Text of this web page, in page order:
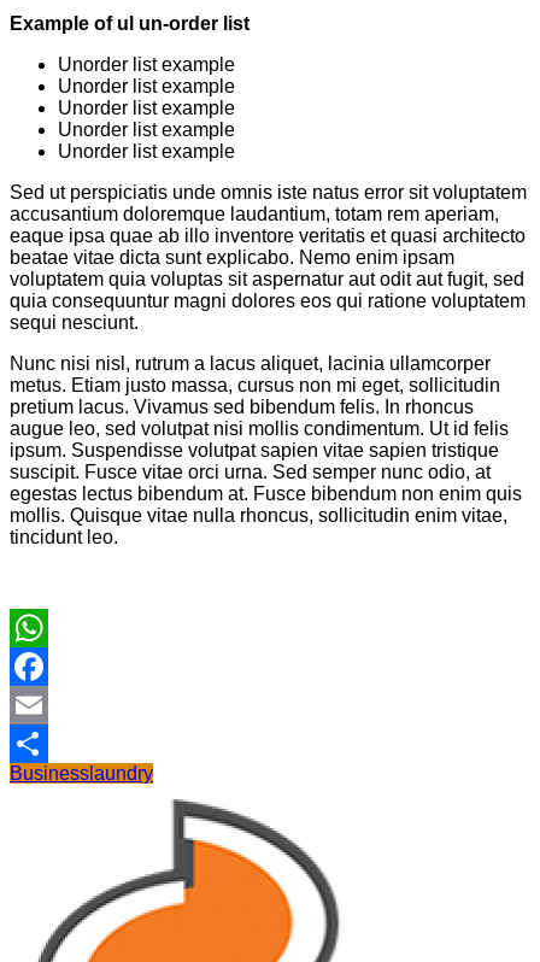
Example of ul un-order list
Unorder list example
Unorder list example
Unorder list example
Unorder list example
Unorder list example
Sed ut perspiciatis unde omnis iste natus error sit voluptatem
accusantium doloremque laudantium, totam rem aperiam,
eaque ipsa quae ab illo inventore veritatis et quasi architecto
beatae vitae dicta sunt explicabo. Nemo enim ipsam
voluptatem quia voluptas sit aspernatur aut odit aut fugit, sed
quia consequuntur magni dolores eos qui ratione voluptatem
sequi nesciunt.
Nunc nisi nisl, rutrum a lacus aliquet, lacinia ullamcorper
metus. Etiam justo massa, cursus non mi eget, sollicitudin
pretium lacus. Vivamus sed bibendum felis. In rhoncus
augue leo, sed volutpat nisi mollis condimentum. Ut id felis
ipsum. Suspendisse volutpat sapien vitae sapien tristique
suscipit. Fusce vitae orci urna. Sed semper nunc odio, at
egestas lectus bibendum at. Fusce bibendum non enim quis
mollis. Quisque vitae nulla rhoncus, sollicitudin enim vitae,
tincidunt leo.
WhatsApp
Facebook
Email
Share
Business laundry